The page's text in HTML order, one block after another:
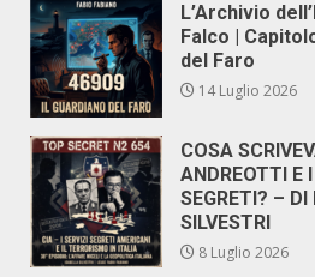
L’Archivio
Falco |
del Faro
14 Luglio 2026
COSA
ANDREOTTI E
SEGRETI? – DI
SILVESTRI
8 Luglio 2026